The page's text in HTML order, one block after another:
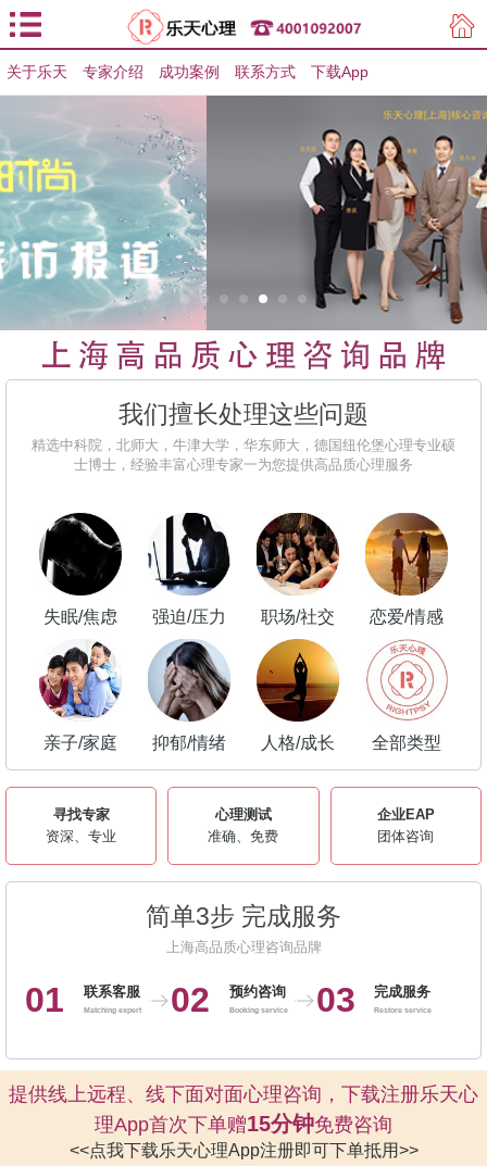
用户登录 用户注册
关于乐天 专家介绍 成功案例 联系方式 下载App
我们擅长处理这些问题
精选中科院，北师大，牛津大学，华东师大，德国纽伦堡心理专业硕
士博士，经验丰富心理专家一为您提供高品质心理服务
失眠/焦虑 强迫/压力 职场/社交 恋爱/情感
亲子/家庭 抑郁/情绪 人格/成长 全部类型
寻找专家
资深、专业
心理测试
准确、免费
企业EAP
团体咨询
简单3步 完成服务
上海高品质心理咨询品牌
01 联系客服
Matching expert 02 预约咨询
Booking service 03 完成服务
Restore service
提供线上远程、线下面对面心理咨询，下载注册乐天心
理App首次下单赠15分钟免费咨询
<<点我下载乐天心理App注册即可下单抵用>>